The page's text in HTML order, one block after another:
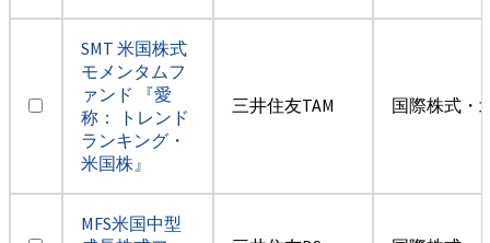
SMT 米国株式
モメンタムフ
ァンド 『愛
称： トレンド
ランキング・
米国株』
三井住友TAM 国際株式・
MFS米国中型